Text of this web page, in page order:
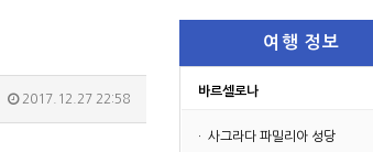
2017.12.27 22:58
여 행 정 보
바르셀로나
· 사그라다 파밀리아 성당